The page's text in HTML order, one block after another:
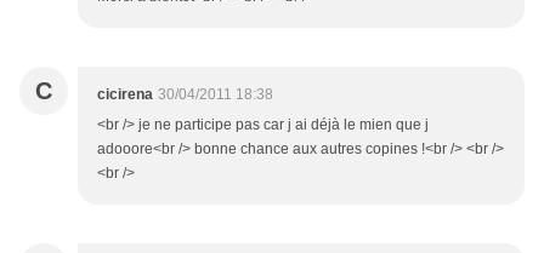
C cicirena 30/04/2011 18:38
<br /> je ne participe pas car j ai déjà le mien que j
adooore<br /> bonne chance aux autres copines !<br /> <br />
<br />